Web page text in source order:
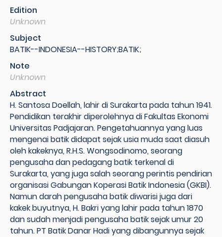
Edition
Unknown
Subject
BATIK--INDONESIA--HISTORY;BATIK;
Note
Unknown
Abstract
H. Santosa Doellah, lahir di Surakarta pada tahun 1941.
Pendidikan terakhir diperolehnya di Fakultas Ekonomi
Universitas Padjajaran. Pengetahuannya yang luas
mengenai batik didapat sejak usia muda saat diasuh
oleh kakeknya, R.H.S. Wongsodinomo, seorang
pengusaha dan pedagang batik terkenal di
Surakarta, yang juga salah seorang perintis pendirian
organisasi Gabungan Koperasi Batik Indonesia (GKBI).
Namun darah pengusaha batik diwarisi juga dari
kakek buyutnya, H. Bakri yang lahir pada tahun 1870
dan sudah menjadi pengusaha batik sejak umur 20
tahun. PT Batik Danar Hadi yang dibangunnya sejak